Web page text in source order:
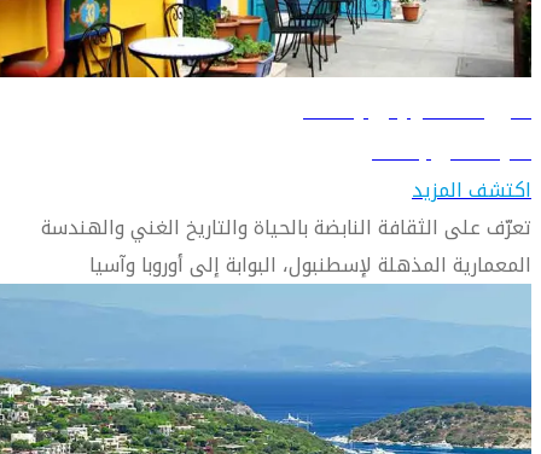
دليل السفر إلى إسطنبول
تعرّف على إسطنبول
اكتشف المزيد
تعرّف على الثقافة النابضة بالحياة والتاريخ الغني والهندسة
المعمارية المذهلة لإسطنبول، البوابة إلى أوروبا وآسيا